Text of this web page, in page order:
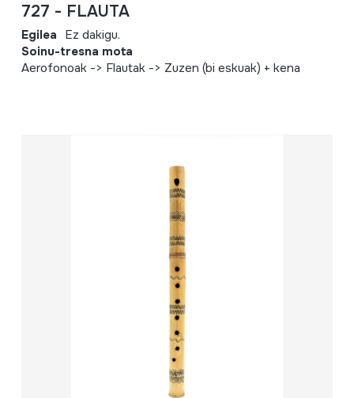
727 - FLAUTA
Egilea Ez dakigu.
Soinu-tresna mota
Aerofonoak -> Flautak -> Zuzen (bi eskuak) + kena